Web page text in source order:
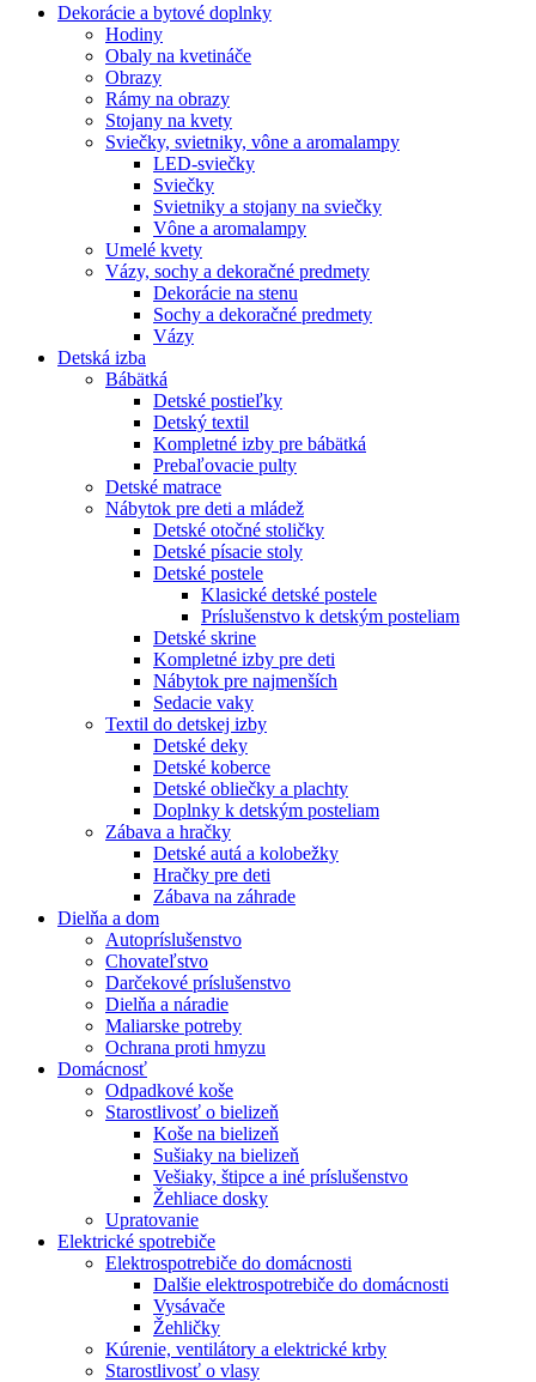
Dekorácie a bytové doplnky
Hodiny
Obaly na kvetináče
Obrazy
Rámy na obrazy
Stojany na kvety
Sviečky, svietniky, vône a aromalampy
LED-sviečky
Sviečky
Svietniky a stojany na sviečky
Vône a aromalampy
Umelé kvety
Vázy, sochy a dekoračné predmety
Dekorácie na stenu
Sochy a dekoračné predmety
Vázy
Detská izba
Bábätká
Detské postieľky
Detský textil
Kompletné izby pre bábätká
Prebaľovacie pulty
Detské matrace
Nábytok pre deti a mládež
Detské otočné stoličky
Detské písacie stoly
Detské postele
Klasické detské postele
Príslušenstvo k detským posteliam
Detské skrine
Kompletné izby pre deti
Nábytok pre najmenších
Sedacie vaky
Textil do detskej izby
Detské deky
Detské koberce
Detské obliečky a plachty
Doplnky k detským posteliam
Zábava a hračky
Detské autá a kolobežky
Hračky pre deti
Zábava na záhrade
Dielňa a dom
Autopríslušenstvo
Chovateľstvo
Darčekové príslušenstvo
Dielňa a náradie
Maliarske potreby
Ochrana proti hmyzu
Domácnosť
Odpadkové koše
Starostlivosť o bielizeň
Koše na bielizeň
Sušiaky na bielizeň
Vešiaky, štipce a iné príslušenstvo
Žehliace dosky
Upratovanie
Elektrické spotrebiče
Elektrospotrebiče do domácnosti
Dalšie elektrospotrebiče do domácnosti
Vysávače
Žehličky
Kúrenie, ventilátory a elektrické krby
Starostlivosť o vlasy